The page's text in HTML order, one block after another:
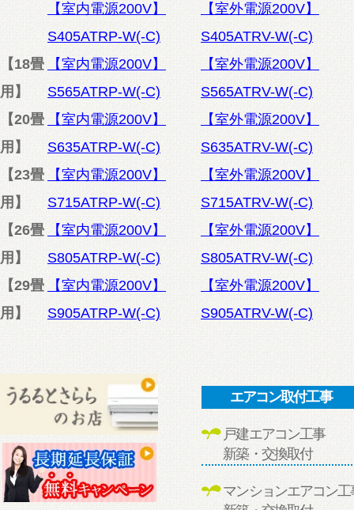
【室内電源200V】
S405ATRP-W(-C)
【室外電源200V】
S405ATRV-W(-C)
【18畳
用】
【室内電源200V】
S565ATRP-W(-C)
【室外電源200V】
S565ATRV-W(-C)
【20畳
用】
【室内電源200V】
S635ATRP-W(-C)
【室外電源200V】
S635ATRV-W(-C)
【23畳
用】
【室内電源200V】
S715ATRP-W(-C)
【室外電源200V】
S715ATRV-W(-C)
【26畳
用】
【室内電源200V】
S805ATRP-W(-C)
【室外電源200V】
S805ATRV-W(-C)
【29畳
用】
【室内電源200V】
S905ATRP-W(-C)
【室外電源200V】
S905ATRV-W(-C)
エアコン取付工事
戸建エアコン工事
新築・交換取付
マンションエアコン工